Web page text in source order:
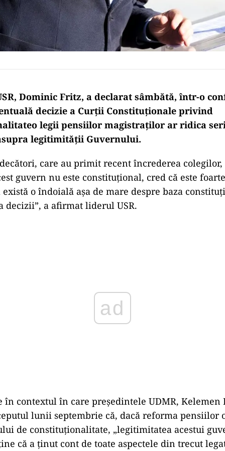
Dominic Fritz, a declarat sâmbătă, într-o
decizie a Curţii Constituţionale privind
legii pensiilor magistraţilor ar ridica
legitimităţii Guvernului.
care au primit recent încrederea colegilor,
guvern nu este constituţional, cred că este
o îndoială aşa de mare despre baza
decizii”, a afirmat liderul USR.
în contextul în care preşedintele UDMR, Kelemen
lunii septembrie că, dacă reforma pensiilor
de constituţionalitate, „legitimitatea acestui
că a ţinut cont de toate aspectele din trecut